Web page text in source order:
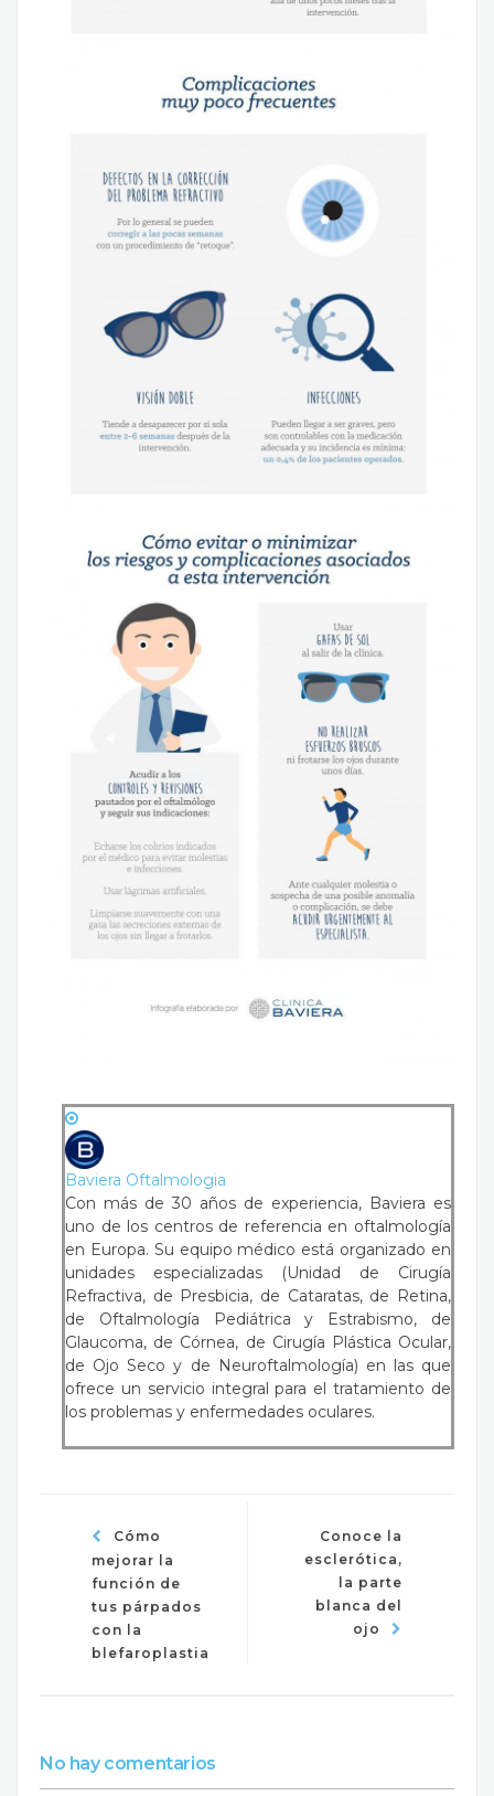
Baviera Oftalmologia
Con más de 30 años de experiencia, Baviera es
uno de los centros de referencia en oftalmología
en Europa. Su equipo médico está organizado en
unidades especializadas (Unidad de Cirugía
Refractiva, de Presbicia, de Cataratas, de Retina,
de Oftalmología Pediátrica y Estrabismo, de
Glaucoma, de Córnea, de Cirugía Plástica Ocular,
de Ojo Seco y de Neuroftalmología) en las que
ofrece un servicio integral para el tratamiento de
los problemas y enfermedades oculares.
Cómo
mejorar la
función de
tus párpados
con la
blefaroplastia
Conoce la
esclerótica,
la parte
blanca del
ojo
No hay comentarios